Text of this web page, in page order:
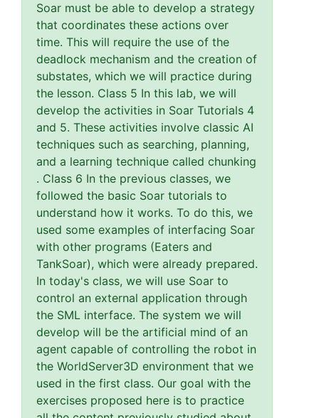
Soar must be able to develop a strategy
that coordinates these actions over
time. This will require the use of the
deadlock mechanism and the creation of
substates, which we will practice during
the lesson. Class 5 In this lab, we will
develop the activities in Soar Tutorials 4
and 5. These activities involve classic AI
techniques such as searching, planning,
and a learning technique called chunking
. Class 6 In the previous classes, we
followed the basic Soar tutorials to
understand how it works. To do this, we
used some examples of interfacing Soar
with other programs (Eaters and
TankSoar), which were already prepared.
In today's class, we will use Soar to
control an external application through
the SML interface. The system we will
develop will be the artificial mind of an
agent capable of controlling the robot in
the WorldServer3D environment that we
used in the first class. Our goal with the
exercises proposed here is to practice